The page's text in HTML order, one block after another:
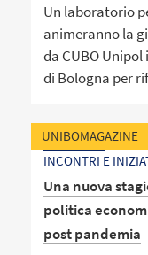
Un laboratorio
animeranno la
da CUBO
di Bologna per
UNIBOMAGAZINE
INCONTRI E
Una nuova
politica
post pandemia